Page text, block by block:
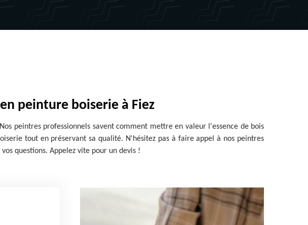
peinture boiserie à Fiez
peintres professionnels savent comment mettre en valeur l'essence de bois
tout en préservant sa qualité. N'hésitez pas à faire appel à nos peintres
questions. Appelez vite pour un devis !